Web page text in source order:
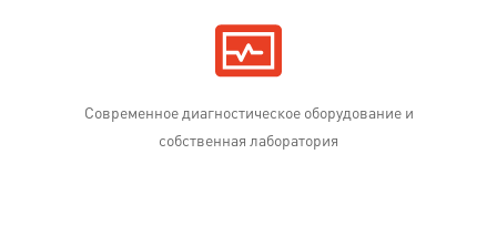
Современное диагностическое оборудование и
собственная лаборатория